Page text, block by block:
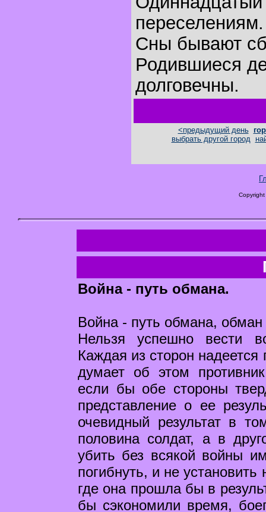
переселениям.
Сны бывают
Родившиеся
долговечны.
<предыдущий день
выбрать другой город
Война - путь обмана.
Война - путь обмана,
Нельзя успешно вести
Каждая из сторон
думает об этом
если бы обе стороны
представление о ее
очевидный результат в
половина солдат, а в
убить без всякой войны
погибнуть, и не
где она прошла бы в
бы сэкономили время,